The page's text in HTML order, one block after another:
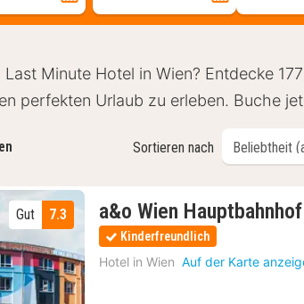
Minute Hotel in Wien? Entdecke
perfekten Urlaub zu erleben. Buche
Sortieren nach
7.3
Gut a&o Wien Hauptbahnhof
Kinderfreundlich
Hotel in Wien Auf der Karte